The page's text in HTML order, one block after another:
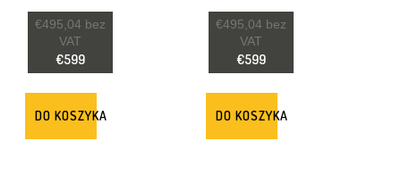
€495,04 bez
VAT
€599
DO KOSZYKA
€495,04 bez
VAT
€599
DO KOSZYKA